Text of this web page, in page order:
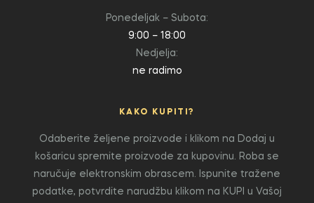
Ponedeljak – Subota:
9:00 – 18:00
Nedjelja:
ne radimo
KAKO KUPITI?
Odaberite željene proizvode i klikom na Dodaj u
košaricu spremite proizvode za kupovinu. Roba se
naručuje elektronskim obrascem. Ispunite tražene
podatke, potvrdite narudžbu klikom na KUPI u Vašoj